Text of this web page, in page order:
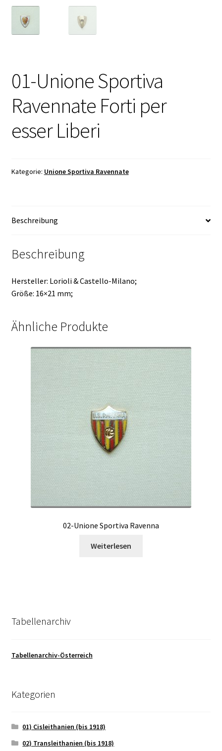
01-Unione Sportiva
Ravennate Forti per
esser Liberi
Kategorie: Unione Sportiva Ravennate
Beschreibung
Beschreibung
Hersteller: Lorioli & Castello-Milano;
Größe: 16×21 mm;
Ähnliche Produkte
02-Unione Sportiva Ravenna
Weiterlesen
Tabellenarchiv
Tabellenarchiv-Österreich
Kategorien
01) Cisleithanien (bis 1918)
02) Transleithanien (bis 1918)